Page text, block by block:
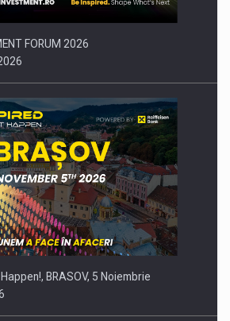
FORUM 2026
BRASOV, 5 Noiembrie